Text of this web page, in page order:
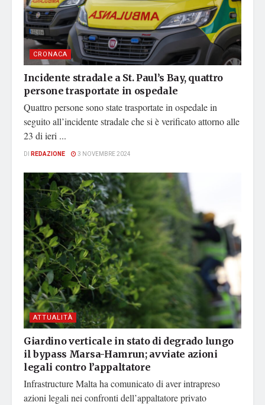
CRONACA
Incidente stradale a St. Paul’s Bay, quattro
persone trasportate in ospedale
Quattro persone sono state trasportate in ospedale in
seguito all’incidente stradale che si è verificato attorno alle
23 di ieri ...
DI REDAZIONE 3 NOVEMBRE 2024
ATTUALITÀ
Giardino verticale in stato di degrado lungo
il bypass Marsa-Hamrun; avviate azioni
legali contro l’appaltatore
Infrastructure Malta ha comunicato di aver intrapreso
azioni legali nei confronti dell’appaltatore privato